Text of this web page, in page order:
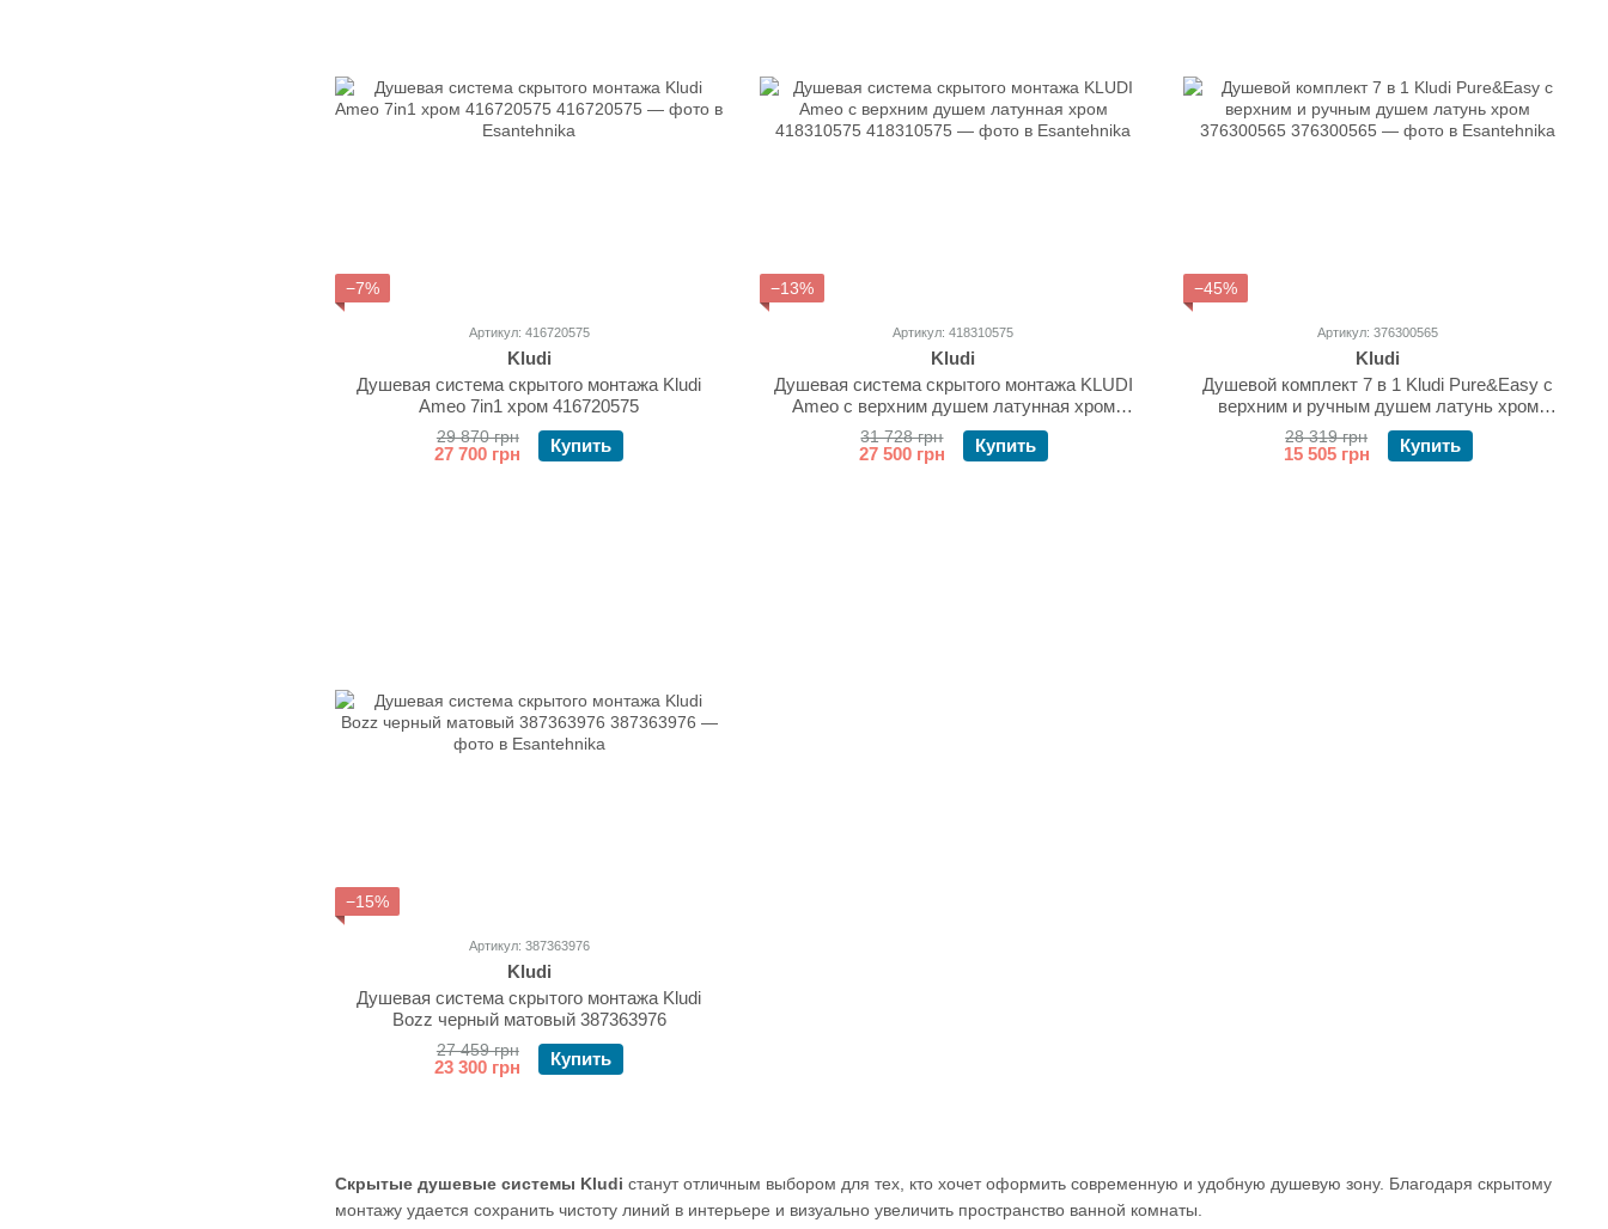
Скрытые душевые системы Kludi станут отличным выбором для тех, кто хочет оформить современную и удобную душевую зону. Благодаря скрытому
монтажу удается сохранить чистоту линий в интерьере и визуально увеличить пространство ванной комнаты.
−7%
Артикул: 416720575
Kludi
Душевая система скрытого монтажа Kludi
Ameo 7in1 хром 416720575
29 870 грн
27 700 грн Купить
−13%
Артикул: 418310575
Kludi
Душевая система скрытого монтажа KLUDI
Ameo с верхним душем латунная хром
418310575
31 728 грн
27 500 грн Купить
−45%
Артикул: 376300565
Kludi
Душевой комплект 7 в 1 Kludi Pure&Easy с
верхним и ручным душем латунь хром
376300565
28 319 грн
15 505 грн Купить
−15%
Артикул: 387363976
Kludi
Душевая система скрытого монтажа Kludi
Bozz черный матовый 387363976
27 459 грн
23 300 грн Купить